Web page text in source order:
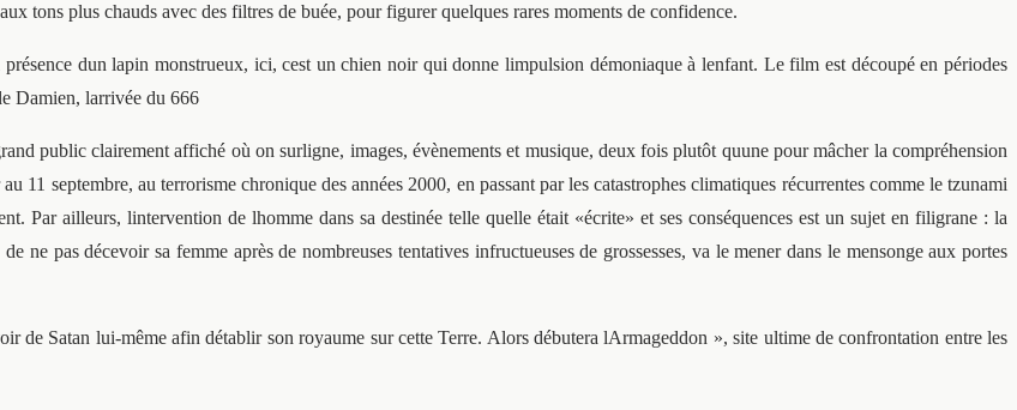
tons plus chauds avec des filtres de buée, pour figurer quelques rares moments de confidence.
dun lapin monstrueux, ici, cest un chien noir qui donne limpulsion démoniaque à lenfant. Le film est découpé en périodes
Damien, larrivée du 666
public clairement affiché où on surligne, images, évènements et musique, deux fois plutôt quune pour mâcher la compréhension
11 septembre, au terrorisme chronique des années 2000, en passant par les catastrophes climatiques récurrentes comme le tzunami
Par ailleurs, lintervention de lhomme dans sa destinée telle quelle était «écrite» et ses conséquences est un sujet en filigrane : la
pas décevoir sa femme après de nombreuses tentatives infructueuses de grossesses, va le mener dans le mensonge aux portes
de Satan lui-même afin détablir son royaume sur cette Terre. Alors débutera lArmageddon », site ultime de confrontation entre les